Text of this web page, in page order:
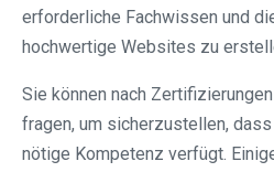
erforderliche Fachwissen und
hochwertige Websites zu
Sie können nach
fragen, um sicherzustellen,
nötige Kompetenz verfügt.